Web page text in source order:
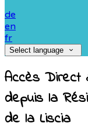
de
en
fr
Select language
Accès Direct
depuis la
de la Liscia